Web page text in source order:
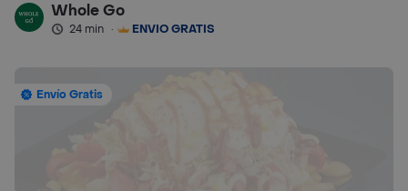
Whole Go
24 min · ENVÍO GRATIS
Envío Gratis